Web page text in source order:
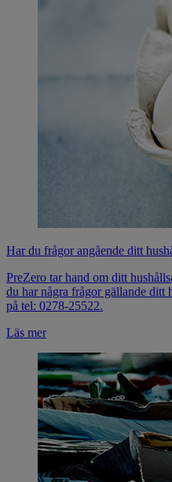
Har du frågor angående ditt
PreZero tar hand om ditt
du har några frågor gällande ditt
på tel: 0278-25522.
Läs mer